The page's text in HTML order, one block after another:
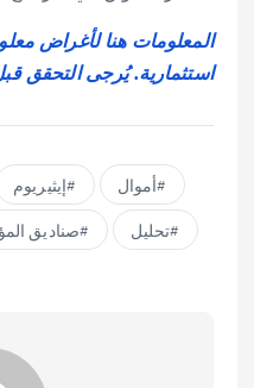
المعلومات هنا لأغراض
استثمارية. يُرجى التحقق
أموال إيثيريوم
تحليل
صناديق